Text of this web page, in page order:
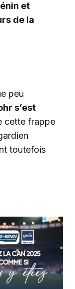
et
de la
peu
s’est
cette frappe
toutefois